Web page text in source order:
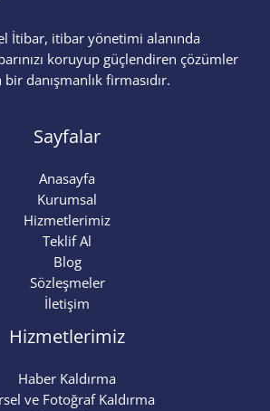
İtibar, itibar yönetimi alanında
koruyup güçlendiren çözümler
danışmanlık firmasıdır.
Sayfalar
Anasayfa
Kurumsal
Hizmetlerimiz
Teklif Al
Blog
Sözleşmeler
İletişim
Hizmetlerimiz
Haber Kaldırma
ve Fotoğraf Kaldırma